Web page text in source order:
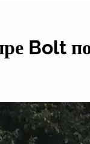
Bolt